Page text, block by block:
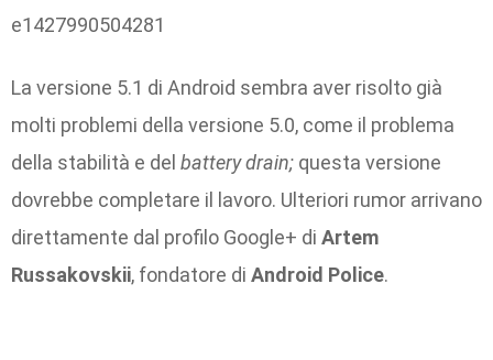
La versione 5.1 di Android sembra aver risolto già
molti problemi della versione 5.0, come il problema
della stabilità e del battery drain; questa versione
dovrebbe completare il lavoro. Ulteriori rumor arrivano
direttamente dal profilo Google+ di Artem
Russakovskii, fondatore di Android Police.